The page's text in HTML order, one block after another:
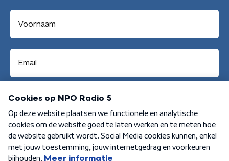
Aanmelden
Algemene voorwaarden Privacybeleid